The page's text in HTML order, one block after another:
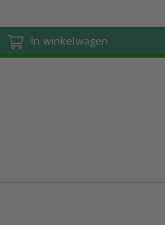
In winkelwagen